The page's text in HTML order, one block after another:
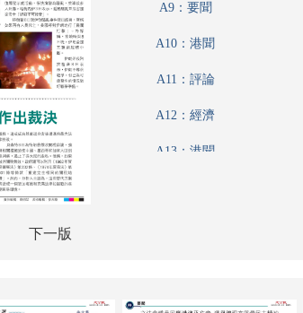
下一版
A9：要聞
A10：港聞
A11：評論
A12：經濟
A13：港聞